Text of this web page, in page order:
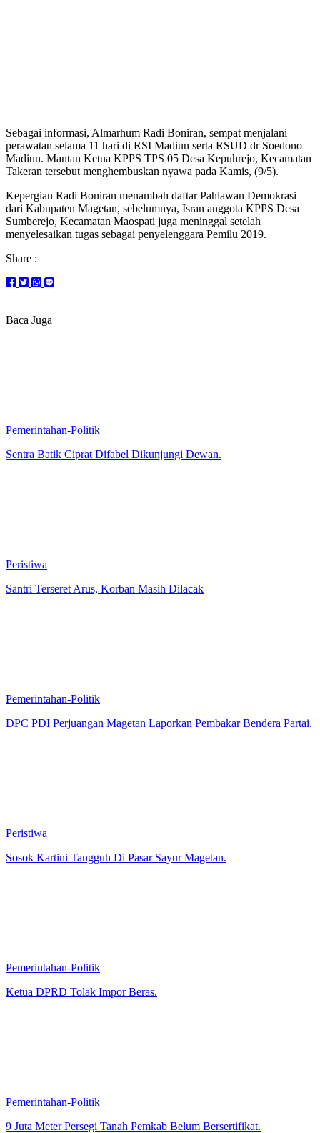
Sebagai informasi, Almarhum Radi Boniran, sempat menjalani
perawatan selama 11 hari di RSI Madiun serta RSUD dr Soedono
Madiun. Mantan Ketua KPPS TPS 05 Desa Kepuhrejo, Kecamatan
Takeran tersebut menghembuskan nyawa pada Kamis, (9/5).
Kepergian Radi Boniran menambah daftar Pahlawan Demokrasi
dari Kabupaten Magetan, sebelumnya, Isran anggota KPPS Desa
Sumberejo, Kecamatan Maospati juga meninggal setelah
menyelesaikan tugas sebagai penyelenggara Pemilu 2019.
Share :
Baca Juga
Pemerintahan-Politik
Sentra Batik Ciprat Difabel Dikunjungi Dewan.
Peristiwa
Santri Terseret Arus, Korban Masih Dilacak
Pemerintahan-Politik
DPC PDI Perjuangan Magetan Laporkan Pembakar Bendera Partai.
Peristiwa
Sosok Kartini Tangguh Di Pasar Sayur Magetan.
Pemerintahan-Politik
Ketua DPRD Tolak Impor Beras.
Pemerintahan-Politik
9 Juta Meter Persegi Tanah Pemkab Belum Bersertifikat.